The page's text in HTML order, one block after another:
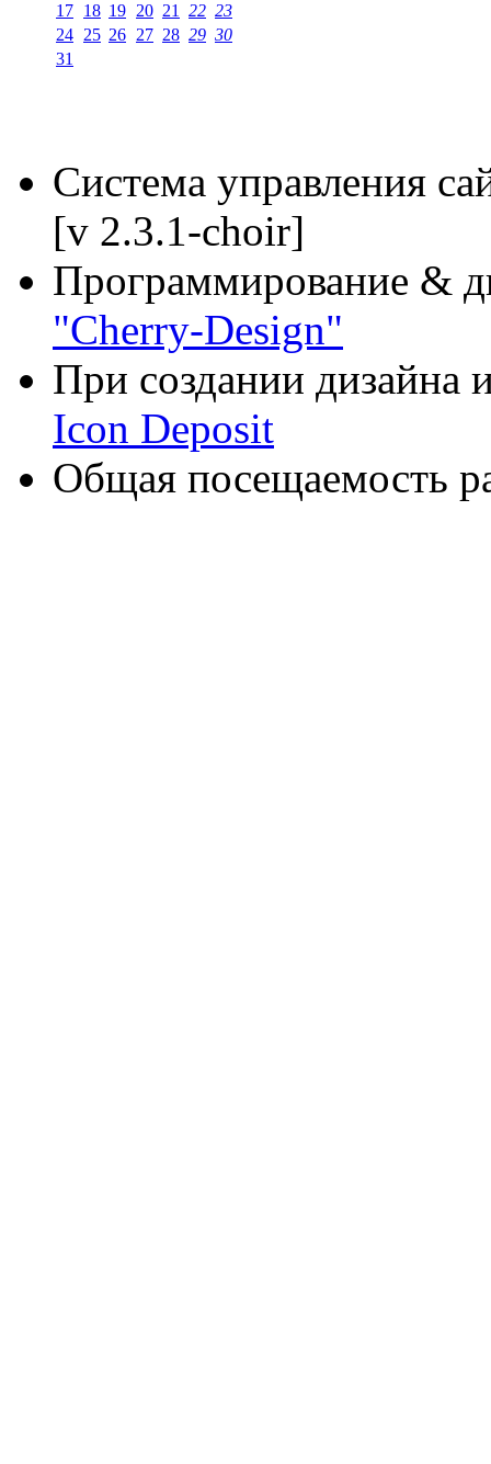
17 18 19 20 21 22 23
24 25 26 27 28 29 30
31
Система управления
[v 2.3.1-choir]
Программирование &
"Cherry-Design"
При создании дизайна
Icon Deposit
Общая посещаемость